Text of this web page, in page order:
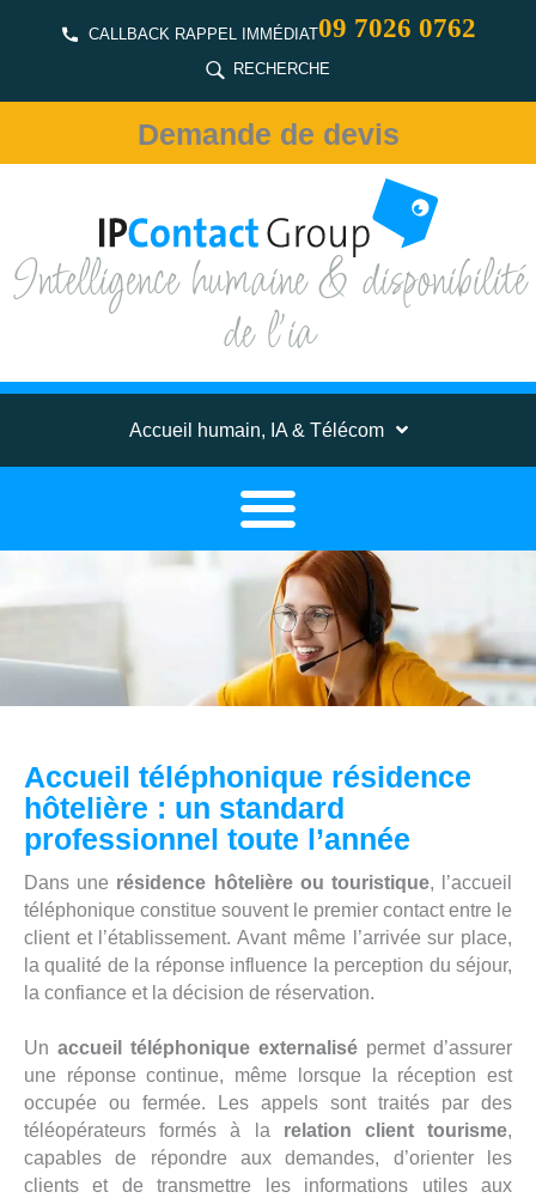
CALLBACK RAPPEL IMMÉDIAT09 7026 0762
RECHERCHE
Demande de devis
Intelligence humaine & disponibilité
de l'ia
Accueil humain, IA & Télécom
Accueil téléphonique résidence
hôtelière : un standard
professionnel toute l’année
Dans une résidence hôtelière ou touristique, l’accueil
téléphonique constitue souvent le premier contact entre le
client et l’établissement. Avant même l’arrivée sur place,
la qualité de la réponse influence la perception du séjour,
la confiance et la décision de réservation.
Un accueil téléphonique externalisé permet d’assurer
une réponse continue, même lorsque la réception est
occupée ou fermée. Les appels sont traités par des
téléopérateurs formés à la relation client tourisme,
capables de répondre aux demandes, d’orienter les
clients et de transmettre les informations utiles aux